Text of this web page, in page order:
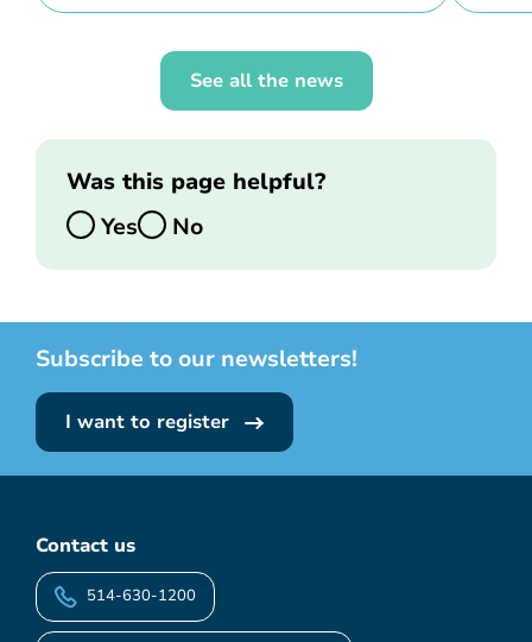
See all the news
Was this page helpful?
Yes
No
Subscribe to our newsletters!
I want to register
Contact us
514-630-1200